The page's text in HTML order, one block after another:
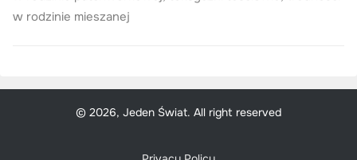
w rodzinie mieszanej
© 2026, Jeden Świat. All right reserved